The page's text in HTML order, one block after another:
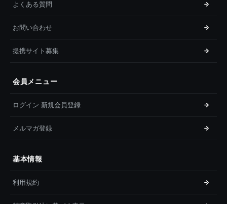
よくある質問
お問い合わせ
提携サイト募集
会員メニュー
ログイン 新規会員登録
メルマガ登録
基本情報
利用規約